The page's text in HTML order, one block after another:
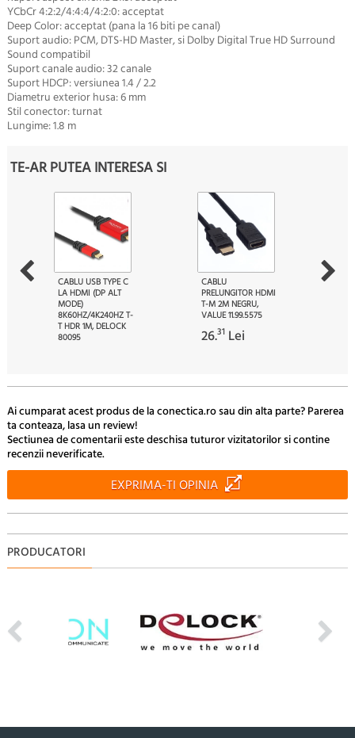
YCbCr 4:2:2/4:4:4/4:2:0: acceptat
Deep Color: acceptat (pana la 16 biti pe canal)
Suport audio: PCM, DTS-HD Master, si Dolby Digital True HD Surround
Sound compatibil
Suport canale audio: 32 canale
Suport HDCP: versiunea 1.4 / 2.2
Diametru exterior husa: 6 mm
Stil conector: turnat
Lungime: 1.8 m
TE-AR PUTEA INTERESA SI
CABLU USB TYPE C
LA HDMI (DP ALT
MODE)
8K60HZ/4K240HZ T-
T HDR 1M, DELOCK
80095
CABLU
PRELUNGITOR HDMI
T-M 2M NEGRU,
VALUE 11.99.5575
26.31 Lei
Ai cumparat acest produs de la conectica.ro sau din alta parte? Parerea
ta conteaza, lasa un review!
Sectiunea de comentarii este deschisa tuturor vizitatorilor si contine
recenzii neverificate.
EXPRIMA-TI OPINIA
PRODUCATORI